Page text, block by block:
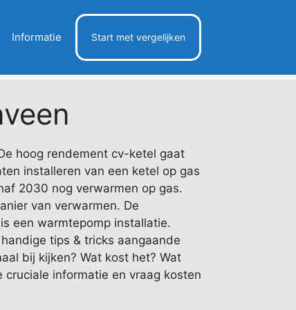
Informatie Start met vergelijken
hoog rendement cv-ketel gaat
installeren van een ketel op gas
2030 nog verwarmen op gas.
van verwarmen. De
een warmtepomp installatie.
tips & tricks aangaande
bij kijken? Wat kost het? Wat
informatie en vraag kosten